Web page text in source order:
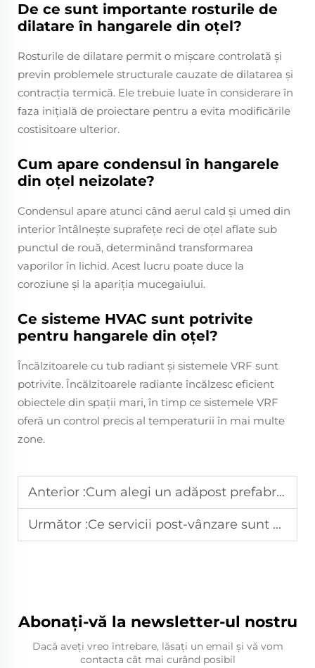
De ce sunt importante rosturile de
dilatare în hangarele din oțel?
Rosturile de dilatare permit o mișcare controlată și
previn problemele structurale cauzate de dilatarea și
contracția termică. Ele trebuie luate în considerare în
faza inițială de proiectare pentru a evita modificările
costisitoare ulterior.
Cum apare condensul în hangarele
din oțel neizolate?
Condensul apare atunci când aerul cald și umed din
interior întâlnește suprafețe reci de oțel aflate sub
punctul de rouă, determinând transformarea
vaporilor în lichid. Acest lucru poate duce la
coroziune și la apariția mucegaiului.
Ce sisteme HVAC sunt potrivite
pentru hangarele din oțel?
Încălzitoarele cu tub radiant și sistemele VRF sunt
potrivite. Încălzitoarele radiante încălzesc eficient
obiectele din spații mari, în timp ce sistemele VRF
oferă un control precis al temperaturii în mai multe
zone.
Anterior :Cum alegi un adăpost prefabricat care rezistă la vânturi puternice?
Următor :Ce servicii post-vânzare sunt oferite pentru depozitele prefabricate de vânzare?
Abonați-vă la newsletter-ul nostru
Dacă aveți vreo întrebare, lăsați un email și vă vom
contacta cât mai curând posibil